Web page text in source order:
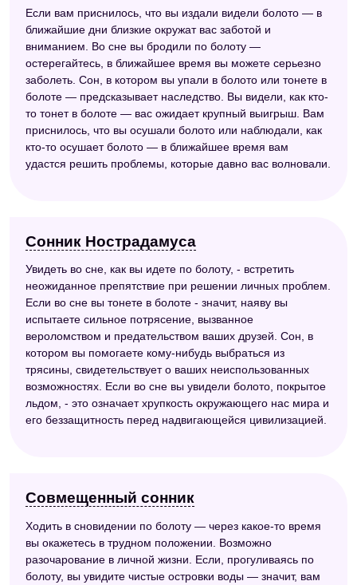
Если вам приснилось, что вы издали видели болото — в
ближайшие дни близкие окружат вас заботой и
вниманием. Во сне вы бродили по болоту —
остерегайтесь, в ближайшее время вы можете серьезно
заболеть. Сон, в котором вы упали в болото или тонете в
болоте — предсказывает наследство. Вы видели, как кто-
то тонет в болоте — вас ожидает крупный выигрыш. Вам
приснилось, что вы осушали болото или наблюдали, как
кто-то осушает болото — в ближайшее время вам
удастся решить проблемы, которые давно вас волновали.
Сонник Нострадамуса
Увидеть во сне, как вы идете по болоту, - встретить
неожиданное препятствие при решении личных проблем.
Если во сне вы тонете в болоте - значит, наяву вы
испытаете сильное потрясение, вызванное
вероломством и предательством ваших друзей. Сон, в
котором вы помогаете кому-нибудь выбраться из
трясины, свидетельствует о ваших неиспользованных
возможностях. Если во сне вы увидели болото, покрытое
льдом, - это означает хрупкость окружающего нас мира и
его беззащитность перед надвигающейся цивилизацией.
Совмещенный сонник
Ходить в сновидении по болоту — через какое-то время
вы окажетесь в трудном положении. Возможно
разочарование в личной жизни. Если, прогуливаясь по
болоту, вы увидите чистые островки воды — значит, вам